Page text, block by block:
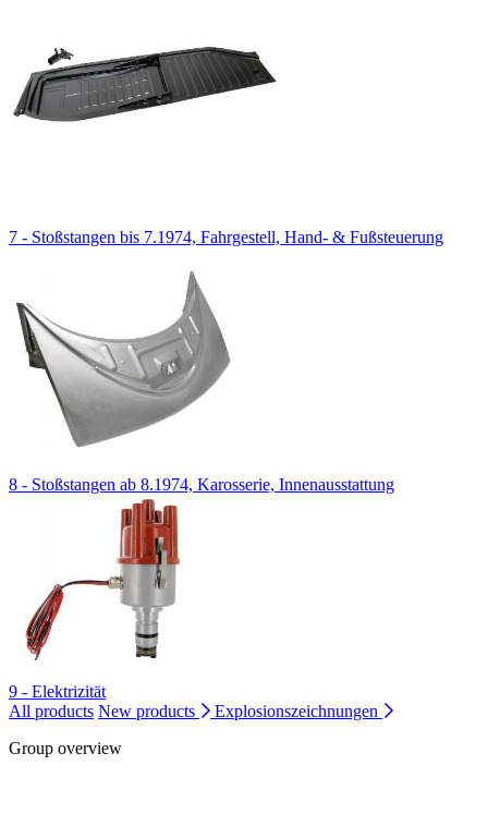
7 - Stoßstangen bis 7.1974, Fahrgestell, Hand- & Fußsteuerung
8 - Stoßstangen ab 8.1974, Karosserie, Innenausstattung
9 - Elektrizität
All products New products
Explosionszeichnungen
Group overview